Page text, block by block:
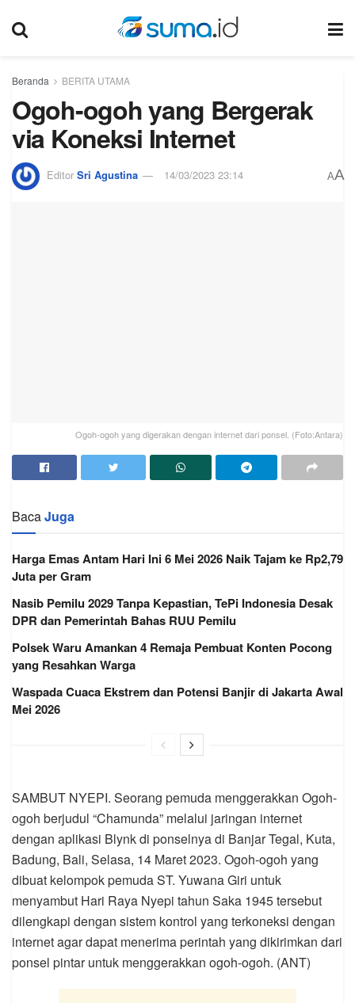
Beranda BERITA UTAMA
Ogoh-ogoh yang Bergerak
via Koneksi Internet
Editor Sri Agustina 14/03/2023 23:14 AA
Ogoh-ogoh yang digerakan dengan internet dari ponsel. (Foto:Antara)
BacaJuga
Harga Emas Antam Hari Ini 6 Mei 2026 Naik Tajam ke Rp2,79
Juta per Gram
Nasib Pemilu 2029 Tanpa Kepastian, TePi Indonesia Desak
DPR dan Pemerintah Bahas RUU Pemilu
Polsek Waru Amankan 4 Remaja Pembuat Konten Pocong
yang Resahkan Warga
Waspada Cuaca Ekstrem dan Potensi Banjir di Jakarta Awal
Mei 2026
SAMBUT NYEPI. Seorang pemuda menggerakkan Ogoh-
ogoh berjudul “Chamunda” melalui jaringan internet
dengan aplikasi Blynk di ponselnya di Banjar Tegal, Kuta,
Badung, Bali, Selasa, 14 Maret 2023. Ogoh-ogoh yang
dibuat kelompok pemuda ST. Yuwana Giri untuk
menyambut Hari Raya Nyepi tahun Saka 1945 tersebut
dilengkapi dengan sistem kontrol yang terkoneksi dengan
internet agar dapat menerima perintah yang dikirimkan dari
ponsel pintar untuk menggerakkan ogoh-ogoh. (ANT)